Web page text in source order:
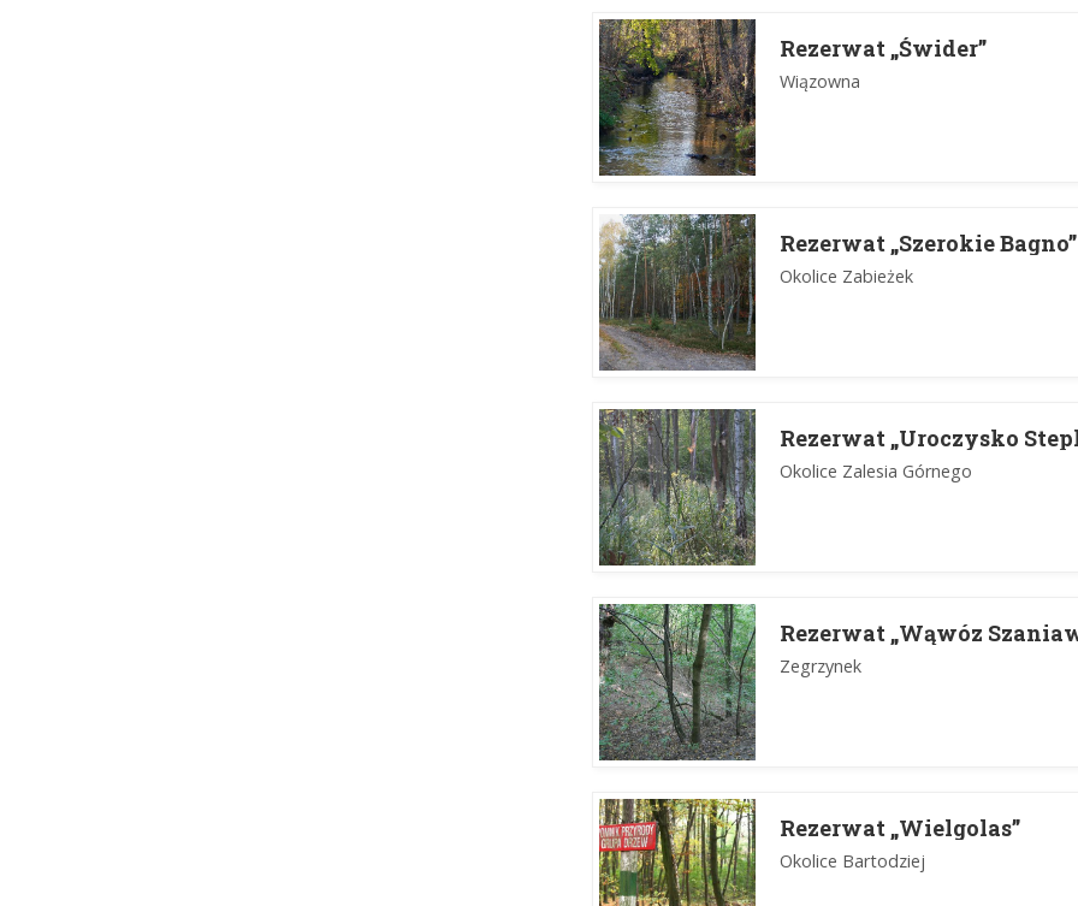
Rezerwat „Świder”
Wiązowna
Rezerwat „Szerokie Bagno”
Okolice Zabieżek
Rezerwat „Uroczysko
Okolice Zalesia Górnego
Rezerwat „Wąwóz
Zegrzynek
Rezerwat „Wielgolas”
Okolice Bartodziej